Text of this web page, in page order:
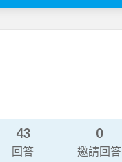
43
回答
0
邀請回答